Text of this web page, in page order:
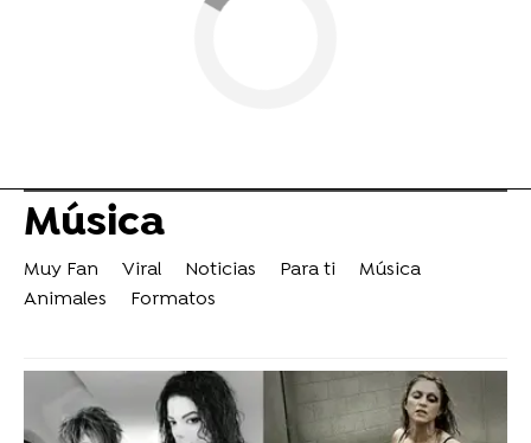
Música
Muy Fan Viral Noticias Para ti
Música
Animales
Formatos